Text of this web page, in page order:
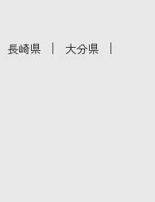
長崎県 ｜ 大分県 ｜